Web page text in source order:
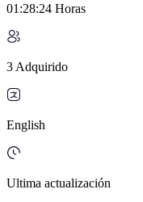
01:28:24 Horas
3 Adquirido
English
Ultima actualización